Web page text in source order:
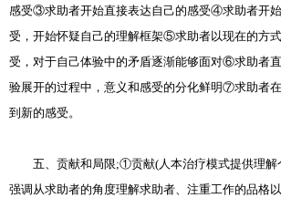
感受③求助者开始直接表达自己的感受④求助者开
受，开始怀疑自己的理解框架⑤求助者以现在的方
受，对于自己体验中的矛盾逐渐能够面对⑥求助者
验展开的过程中，意义和感受的分化鲜明⑦求助者
到新的感受。
五、贡献和局限;①贡献(人本治疗模式提供理解
强调从求助者的角度理解求助者、注重工作的品格